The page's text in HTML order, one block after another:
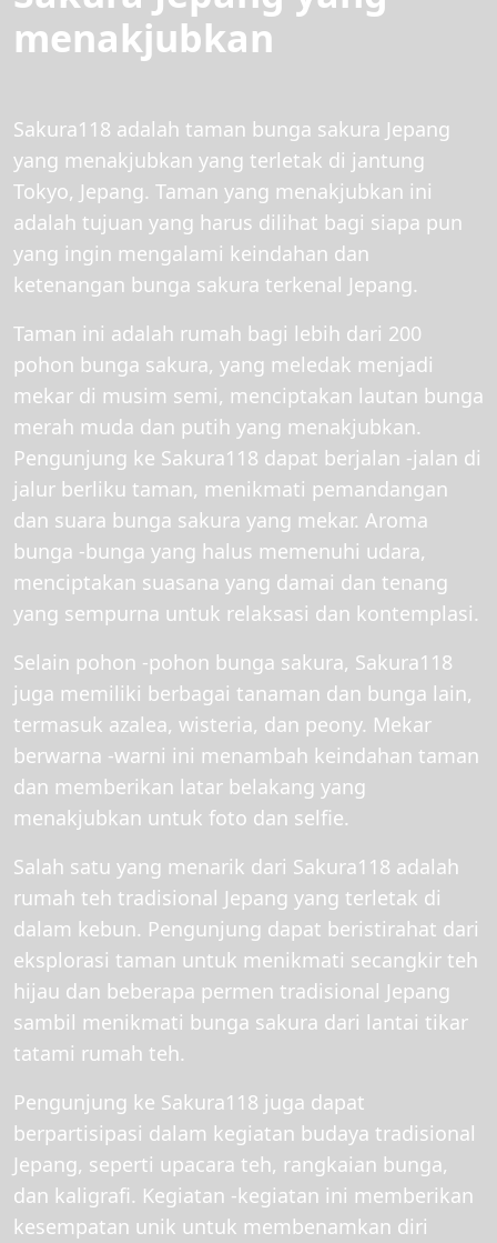
menakjubkan
Sakura118 adalah taman bunga sakura Jepang
yang menakjubkan yang terletak di jantung
Tokyo, Jepang. Taman yang menakjubkan ini
adalah tujuan yang harus dilihat bagi siapa pun
yang ingin mengalami keindahan dan
ketenangan bunga sakura terkenal Jepang.
Taman ini adalah rumah bagi lebih dari 200
pohon bunga sakura, yang meledak menjadi
mekar di musim semi, menciptakan lautan bunga
merah muda dan putih yang menakjubkan.
Pengunjung ke Sakura118 dapat berjalan -jalan di
jalur berliku taman, menikmati pemandangan
dan suara bunga sakura yang mekar. Aroma
bunga -bunga yang halus memenuhi udara,
menciptakan suasana yang damai dan tenang
yang sempurna untuk relaksasi dan kontemplasi.
Selain pohon -pohon bunga sakura, Sakura118
juga memiliki berbagai tanaman dan bunga lain,
termasuk azalea, wisteria, dan peony. Mekar
berwarna -warni ini menambah keindahan taman
dan memberikan latar belakang yang
menakjubkan untuk foto dan selfie.
Salah satu yang menarik dari Sakura118 adalah
rumah teh tradisional Jepang yang terletak di
dalam kebun. Pengunjung dapat beristirahat dari
eksplorasi taman untuk menikmati secangkir teh
hijau dan beberapa permen tradisional Jepang
sambil menikmati bunga sakura dari lantai tikar
tatami rumah teh.
Pengunjung ke Sakura118 juga dapat
berpartisipasi dalam kegiatan budaya tradisional
Jepang, seperti upacara teh, rangkaian bunga,
dan kaligrafi. Kegiatan -kegiatan ini memberikan
kesempatan unik untuk membenamkan diri